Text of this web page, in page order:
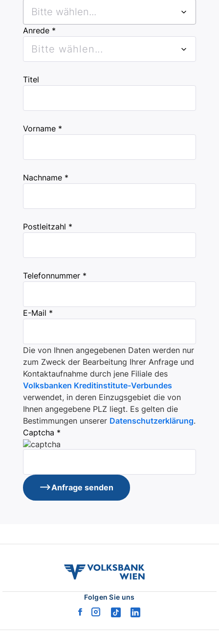
Bitte wählen...
Anrede *
Bitte wählen...
Titel
Vorname *
Nachname *
Postleitzahl *
Telefonnummer *
E-Mail *
Die von Ihnen angegebenen Daten werden nur
zum Zweck der Bearbeitung Ihrer Anfrage und
Kontaktaufnahme durch jene Filiale des
Volksbanken Kreditinstitute-Verbundes
verwendet, in deren Einzugsgebiet die von
Ihnen angegebene PLZ liegt. Es gelten die
Bestimmungen unserer Datenschutzerklärung.
Captcha *
Anfrage senden
volksbank
wien
Folgen Sie uns
facebook
instagram
tiktoklinkedin